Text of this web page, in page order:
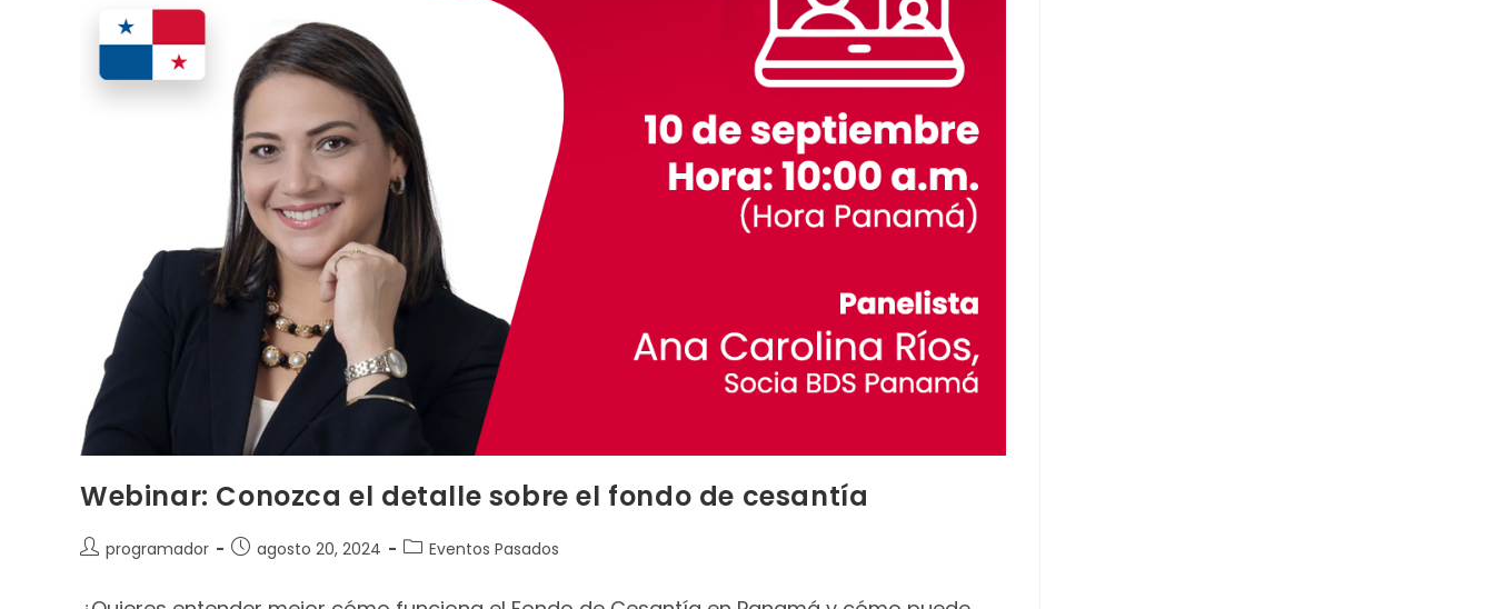
Webinar: Conozca el detalle sobre el fondo de cesantía
programador agosto 20, 2024 Eventos Pasados